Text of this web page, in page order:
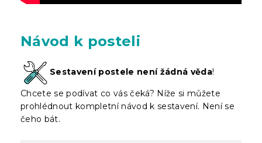
Návod k posteli
Sestavení postele není žádná věda!
Chcete se podívat co vás čeká? Níže si můžete
prohlédnout kompletní návod k sestavení. Není se
čeho bát.